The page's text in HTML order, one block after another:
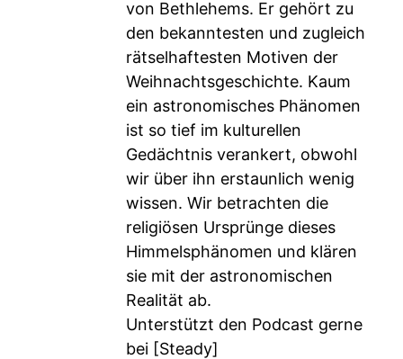
von Bethlehems. Er gehört zu
den bekanntesten und zugleich
rätselhaftesten Motiven der
Weihnachtsgeschichte. Kaum
ein astronomisches Phänomen
ist so tief im kulturellen
Gedächtnis verankert, obwohl
wir über ihn erstaunlich wenig
wissen. Wir betrachten die
religiösen Ursprünge dieses
Himmelsphänomen und klären
sie mit der astronomischen
Realität ab.
Unterstützt den Podcast gerne
bei [Steady]